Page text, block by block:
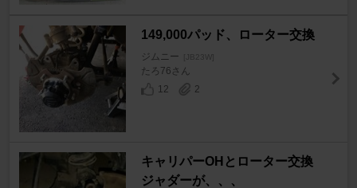
149,000パッド、ローター交換
ジムニー [JB23W]
たろ76さん
12
2
キャリパーOHとローター交換
ジャダーが、、、